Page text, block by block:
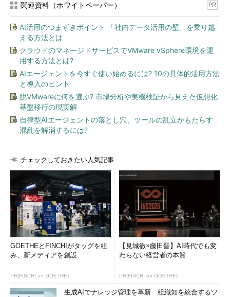
関連資料（ホワイトペーパー） PR
AI活用のつまずきポイント 「社内データ活用の壁」を乗り越
える方法とは
クラウドのマネージドサービスでVMware vSphere環境を運
用する方法とは?
AIエージェントを今すぐ使い始めるには? 10の具体的活用方法
と導入のヒント
脱VMwareに何を選ぶ? 市場分析や実機検証から見えた仮想化
基盤移行の現実解
自律型AIエージェントの落とし穴、ツールの乱立がもたらす
混乱を解消するには?
チェックしておきたい人気記事
GOETHEとFINCHIがタッグを組
み、新メディアを創設
PR(FINCHI on GOETHE)
【見城徹×藤田晋】AI時代でも変
わらない経営者の本質
PR(FINCHI on GOETHE)
生成AIでナレッジ管理を革新 組織知を統合するツ